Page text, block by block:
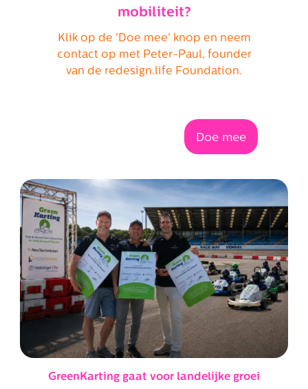
mobiliteit?
Klik op de 'Doe mee' knop en neem
contact op met Peter-Paul, founder
van de redesign.life Foundation.
Doe mee
GreenKarting gaat voor landelijke groei